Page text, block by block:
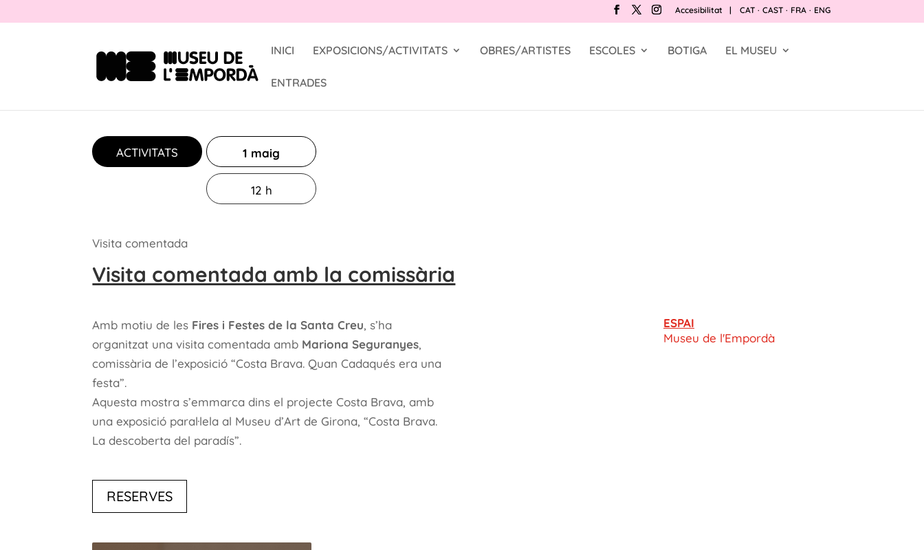
Accesibilitat | CAT · CAST · FRA · ENG
INICI EXPOSICIONS/ACTIVITATS OBRES/ARTISTES ESCOLES BOTIGA EL MUSEU
ENTRADES
ACTIVITATS 1 maig
12 h
Visita comentada
Visita comentada amb la comissària
Amb motiu de les Fires i Festes de la Santa Creu, s’ha
organitzat una visita comentada amb Mariona Seguranyes,
comissària de l’exposició “Costa Brava. Quan Cadaqués era una
festa”.
Aquesta mostra s’emmarca dins el projecte Costa Brava, amb
una exposició paral·lela al Museu d’Art de Girona, “Costa Brava.
La descoberta del paradís”.
ESPAI
Museu de l'Empordà
RESERVES